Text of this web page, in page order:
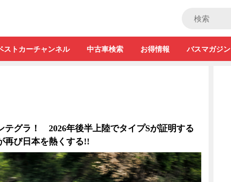
ストカーチャンネル 中古車検索 お得情報 バスマガジン
テグラ！ 2026年後半上陸でタイプSが証明する
再び日本を熱くする!!